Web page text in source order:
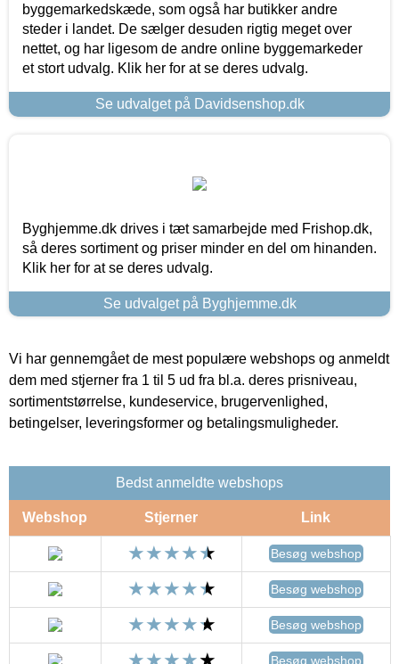
byggemarkedskæde, som også har butikker andre
steder i landet. De sælger desuden rigtig meget over
nettet, og har ligesom de andre online byggemarkeder
et stort udvalg. Klik her for at se deres udvalg.
Se udvalget på Davidsenshop.dk
Byghjemme.dk drives i tæt samarbejde med Frishop.dk,
så deres sortiment og priser minder en del om hinanden.
Klik her for at se deres udvalg.
Se udvalget på Byghjemme.dk
Vi har gennemgået de mest populære webshops og anmeldt
dem med stjerner fra 1 til 5 ud fra bl.a. deres prisniveau,
sortimentstørrelse, kundeservice, brugervenlighed,
betingelser, leveringsformer og betalingsmuligheder.
Bedst anmeldte webshops
Webshop Stjerner Link
Besøg webshop
Besøg webshop
Besøg webshop
Besøg webshop